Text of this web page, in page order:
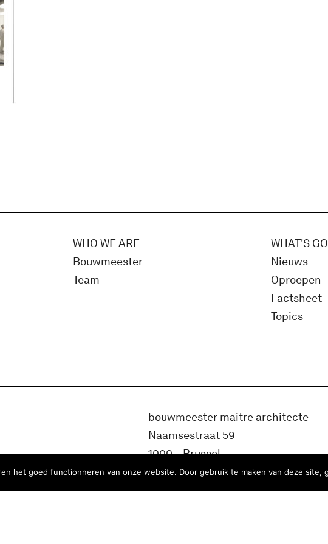
WHO WE ARE
Bouwmeester
Team
WHAT'S
Nieuws
Oproepen
Factsheet
Topics
bouwmeester maitre architecte
Naamsestraat 59
1000 – Brussel
België
het goed functionneren van onze website. Door gebruik te maken van deze site,